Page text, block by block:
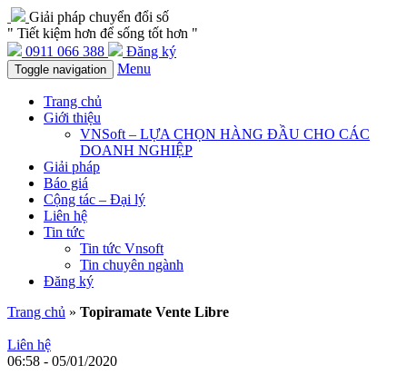
Giải pháp chuyển đổi số
" Tiết kiệm hơn để sống tốt hơn "
0911 066 388
Đăng ký
Toggle navigation Menu
Trang chủ
Giới thiệu
VNSoft – LỰA CHỌN HÀNG ĐẦU CHO CÁC
DOANH NGHIỆP
Giải pháp
Báo giá
Cộng tác – Đại lý
Liên hệ
Tin tức
Tin tức Vnsoft
Tin chuyên ngành
Đăng ký
Trang chủ » Topiramate Vente Libre
Liên hệ
06:58 - 05/01/2020